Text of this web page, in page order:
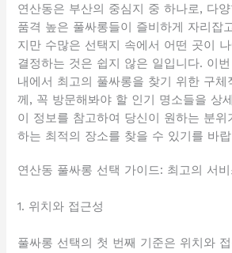
연산동은 부산의 중심지 중 하나로, 다
품격 높은 풀싸롱들이 즐비하게 자리잡
지만 수많은 선택지 속에서 어떤 곳이
결정하는 것은 쉽지 않은 일입니다. 이
내에서 최고의 풀싸롱을 찾기 위한 구
께, 꼭 방문해봐야 할 인기 명소들을 상
이 정보를 참고하여 당신이 원하는 분위
하는 최적의 장소를 찾을 수 있기를 바
연산동 풀싸롱 선택 가이드: 최고의 서
1. 위치와 접근성
풀싸롱 선택의 첫 번째 기준은 위치와